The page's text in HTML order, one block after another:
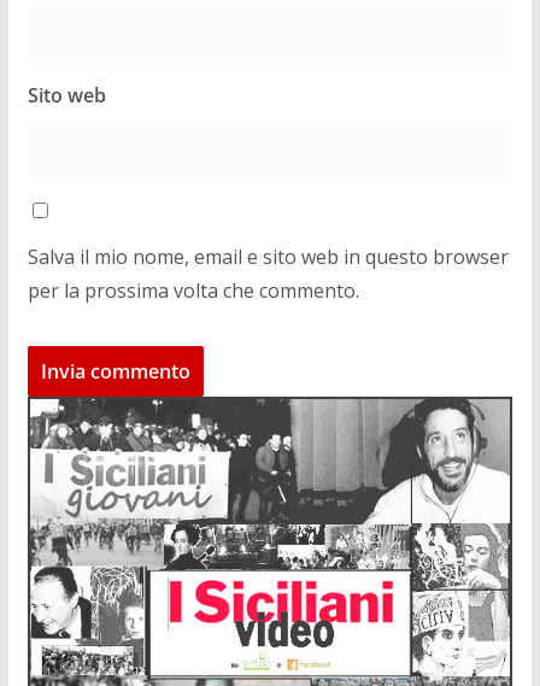
Sito web
Salva il mio nome, email e sito web in questo browser
per la prossima volta che commento.